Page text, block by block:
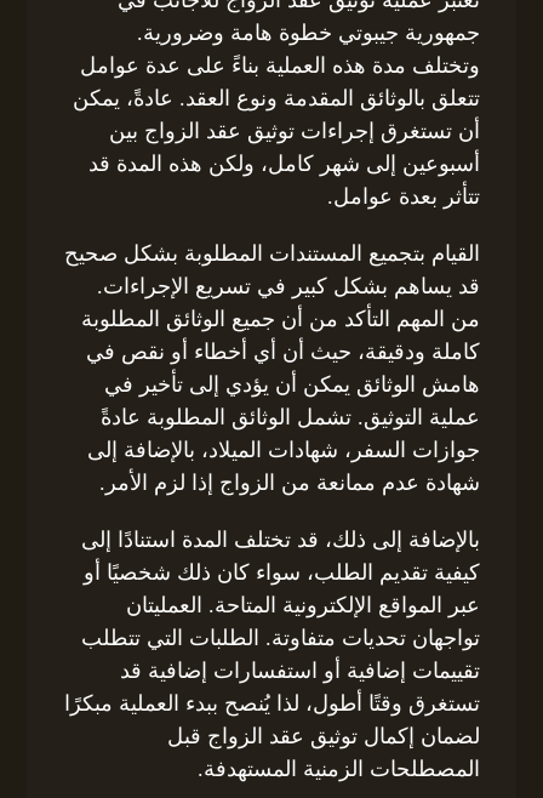
جمهورية جيبوتي خطوة هامة وضرورية.
وتختلف مدة هذه العملية بناءً على عدة عوامل
تتعلق بالوثائق المقدمة ونوع العقد. عادةً، يمكن
أن تستغرق إجراءات توثيق عقد الزواج بين
أسبوعين إلى شهر كامل، ولكن هذه المدة قد
تتأثر بعدة عوامل.
القيام بتجميع المستندات المطلوبة بشكل صحيح
قد يساهم بشكل كبير في تسريع الإجراءات.
من المهم التأكد من أن جميع الوثائق المطلوبة
كاملة ودقيقة، حيث أن أي أخطاء أو نقص في
هامش الوثائق يمكن أن يؤدي إلى تأخير في
عملية التوثيق. تشمل الوثائق المطلوبة عادةً
جوازات السفر، شهادات الميلاد، بالإضافة إلى
شهادة عدم ممانعة من الزواج إذا لزم الأمر.
بالإضافة إلى ذلك، قد تختلف المدة استنادًا إلى
كيفية تقديم الطلب، سواء كان ذلك شخصيًا أو
عبر المواقع الإلكترونية المتاحة. العمليتان
تواجهان تحديات متفاوتة. الطلبات التي تتطلب
تقييمات إضافية أو استفسارات إضافية قد
تستغرق وقتًا أطول، لذا يُنصح ببدء العملية مبكرًا
لضمان إكمال توثيق عقد الزواج قبل
المصطلحات الزمنية المستهدفة.